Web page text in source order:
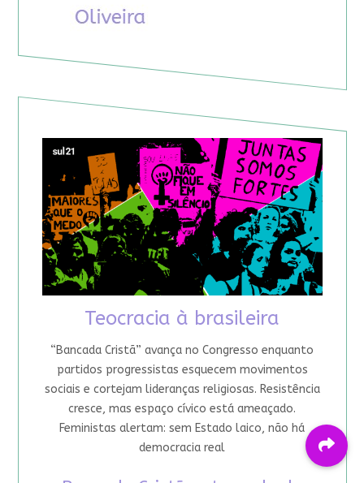
Teocracia à brasileira
“Bancada Cristã” avança no Congresso enquanto
partidos progressistas esquecem movimentos
sociais e cortejam lideranças religiosas. Resistência
cresce, mas espaço cívico está ameaçado.
Feministas alertam: sem Estado laico, não há
democracia real